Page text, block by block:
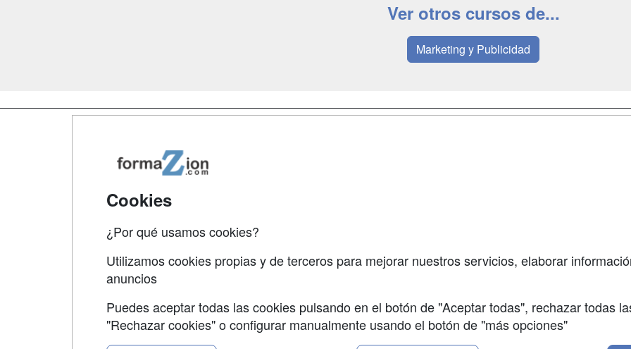
Ver otros cursos de...
Marketing y Publicidad
Grupo formazion:
Cookies
¿Por qué usamos cookies?
Utilizamos cookies propias y de terceros para mejorar nuestros servicios, elaborar
anuncios
Puedes aceptar todas las cookies pulsando en el botón de "Aceptar todas", rechazar todas
"Rechazar cookies" o configurar manualmente usando el botón de "más opciones"